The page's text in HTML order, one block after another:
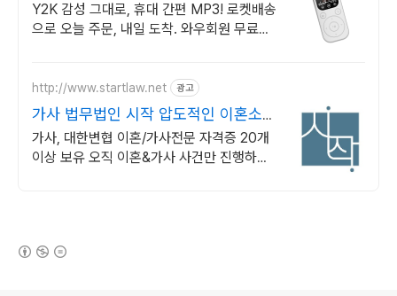
Y2K 감성 그대로, 휴대 간편 MP3! 로켓배송
으로 오늘 주문, 내일 도착. 와우회원 무료배
http://www.startlaw.net 광고
가사 법무법인 시작 압도적인 이혼소송
승소사례
가사, 대한변협 이혼/가사전문 자격증 20개
이상 보유 오직 이혼&가사 사건만 진행하는